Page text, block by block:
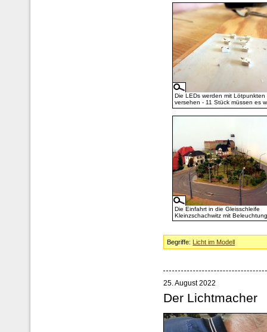
Die LEDs werden mit Lötpunkten
versehen - 11 Stück müssen es
Die Einfahrt in die Gleisschleife
Kleinzschachwitz mit
Begriffe: Licht im Modell
25. August 2022
Der Lichtmacher